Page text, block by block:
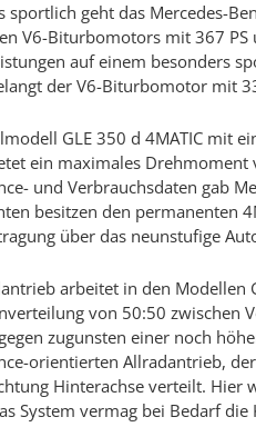
sportlich geht das Mercedes-
V6-Biturbomotors mit 367
auf einem besonders
der V6-Biturbomotor mit
GLE 350 d 4MATIC mit
ein maximales
und Verbrauchsdaten gab
besitzen den permanenten
über das neunstufige
arbeitet in den Modellen
von 50:50 zwischen
zugunsten einer noch
orientierten Allradantrieb,
Hinterachse verteilt.
System vermag bei Bedarf